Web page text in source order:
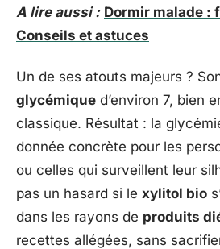
A lire aussi : Dormir malade :
Conseils et astuces
Un de ses atouts majeurs ?
glycémique d’environ 7, bien
classique. Résultat : la
donnée concrète pour les
ou celles qui surveillent leur
pas un hasard si le xylitol bio
dans les rayons de produits
recettes allégées, sans